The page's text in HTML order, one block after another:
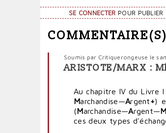
SE CONNECTER POUR PUBLIER
COMMENTAIRE(S)
Soumis par Critiquerongeuse le
ARISTOTE/MARX :
Au chapitre IV du Livre I
Marchandise—Argent+)
(Marchandise—Argent—M
ces deux types